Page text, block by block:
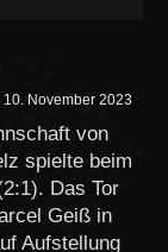
10. November 2023
von
spielte beim
Das Tor
Geiß in
Aufstellung